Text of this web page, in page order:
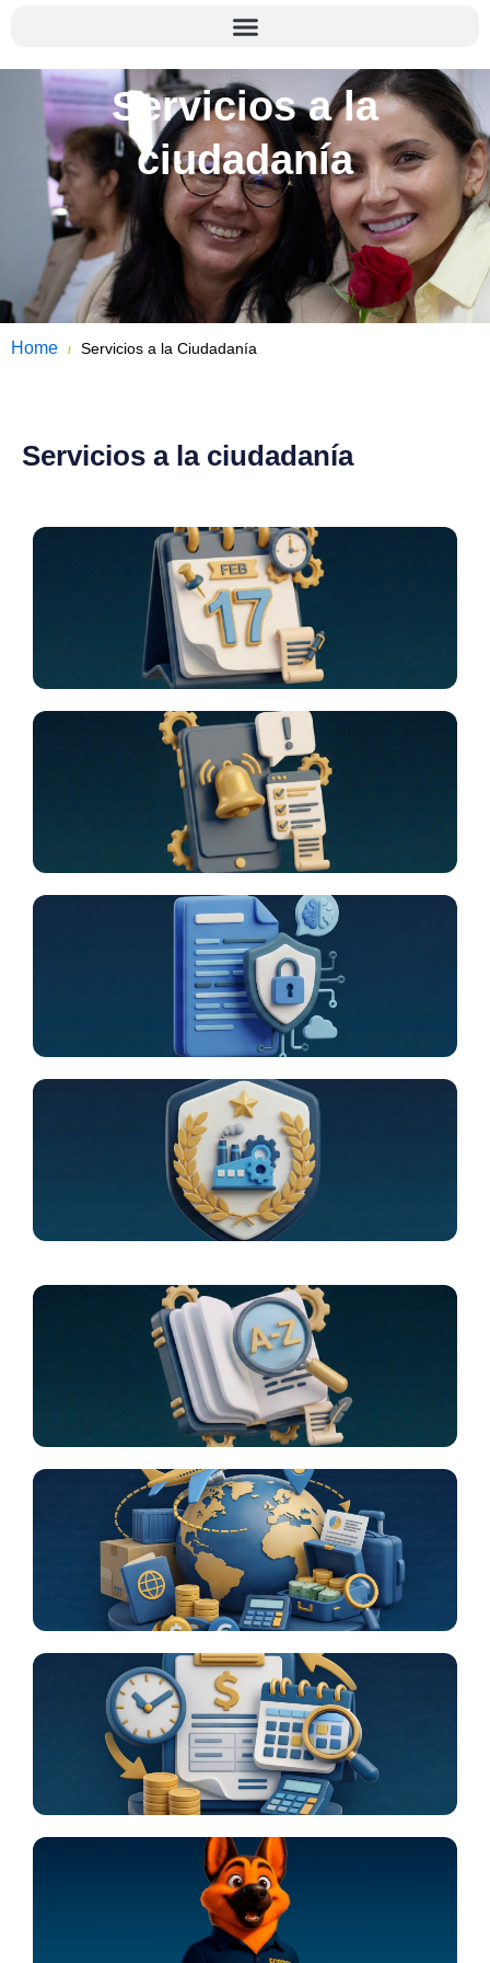
Servicios a la
ciudadanía
Home / Servicios a la Ciudadanía
Servicios a la ciudadanía
Calendario
Notificaciones
Ley de protección de datos
Industrial
Glosario
Operaciones en el exterior
Consulte el turno de su factura
Forpito